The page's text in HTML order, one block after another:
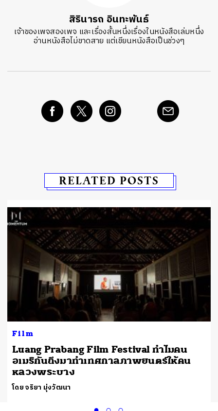
สิรินารถ อินทะพันธ์
เจ้าของเพจสองเพจ และเรื่องสั้นหนึ่งเรื่องในหนังสือเล่มหนึ่ง
อ่านหนังสือไม่ขาดสาย แต่เขียนหนังสือเป็นช่วงๆ
RELATED POSTS
Film
Luang Prabang Film Festival ทำไมคน
อเมริกันถึงมาทำเทศกาลภาพยนตร์ให้คน
หลวงพระบาง
โดย จริยา มุ่งวัฒนา